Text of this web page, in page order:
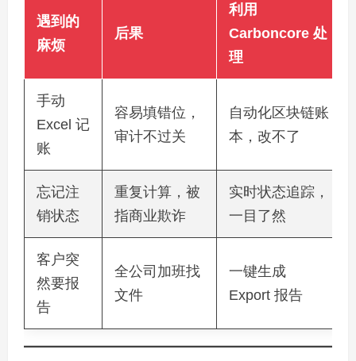
遇到的
麻烦
后果
利用
Carboncore 处
理
手动
Excel 记
账
容易填错位，
审计不过关
自动化区块链账
本，改不了
忘记注
销状态
重复计算，被
指商业欺诈
实时状态追踪，
一目了然
客户突
然要报
告
全公司加班找
文件
一键生成
Export 报告